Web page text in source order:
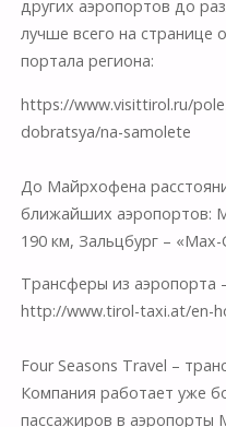
других аэропортов до
лучше всего на странице
портала региона:
https://www.visittirol.ru/
dobratsya/na-samolete
До Майрхофена
ближайших аэропортов:
190 км, Зальцбург –
Трансферы из аэропорта
http://www.tirol-taxi.at/en-
Four Seasons Travel –
Компания работает уже
пассажиров в аэропорты